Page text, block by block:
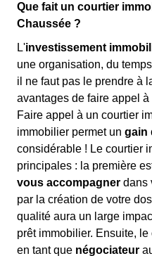
Que fait un courtier
Chaussée ?
L'investissement
une organisation, du
il ne faut pas le prendre à
avantages de faire appel à
Faire appel à un courtier
immobilier permet un gain
considérable ! Le courtier
principales : la première
vous accompagner dans
par la création de votre
qualité aura un large
prêt immobilier. Ensuite,
en tant que négociateur